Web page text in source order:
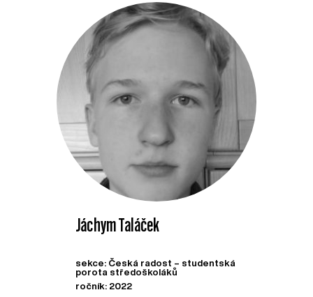
Jáchym Taláček
sekce: Česká radost – studentská
porota středoškoláků
ročník: 2022